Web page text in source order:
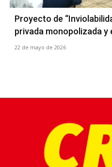
Proyecto de
privada monopolizada y
22 de mayo de 2026